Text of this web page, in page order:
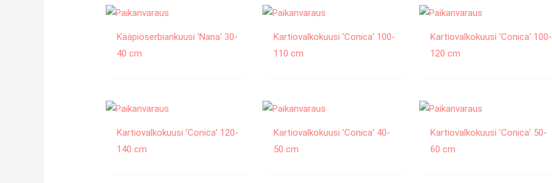
Kääpiöserbiankuusi ’Nana’ 30-
40 cm
Kartiovalkokuusi ’Conica’ 100-
110 cm
Kartiovalkokuusi ’Conica’ 100-
120 cm
Kartiovalkokuusi ’Conica’ 120-
140 cm
Kartiovalkokuusi ’Conica’ 40-
50 cm
Kartiovalkokuusi ’Conica’ 50-
60 cm